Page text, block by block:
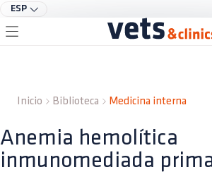
ESP
Inicio Biblioteca Medicina interna
Anemia hemolítica
inmunomediada